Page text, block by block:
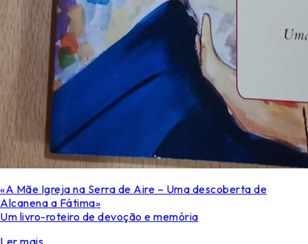
«A Mãe Igreja na Serra de Aire – Uma descoberta de
Alcanena a Fátima»
Um livro-roteiro de devoção e memória
Ler mais